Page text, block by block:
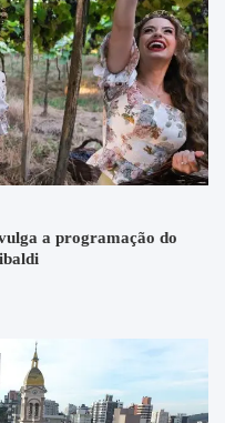
a programação do